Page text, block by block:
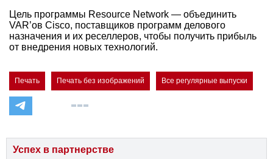
Цель программы Resource Network — объединить
VAR’ов Cisco, поставщиков программ делового
назначения и их реселлеров, чтобы получить прибыль
от внедрения новых технологий.
Печать Печать без изображений Все регулярные выпуски
Успех в партнерстве